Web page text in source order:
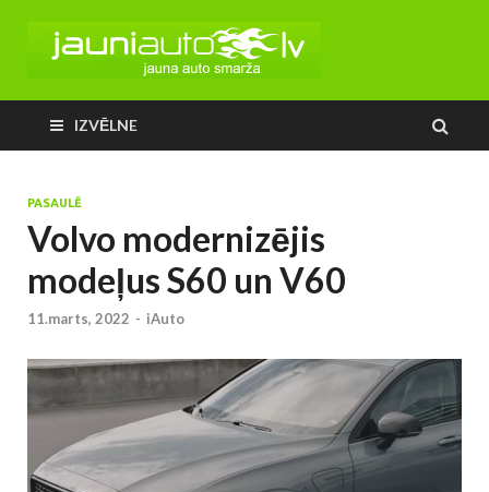
IZVĒLNE
PASAULĒ
Volvo modernizējis
modeļus S60 un V60
11.marts, 2022 - iAuto